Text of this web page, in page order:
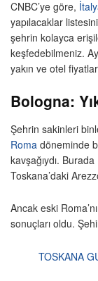
CNBC’ye göre,
yapılacaklar
şehrin kolayca
keşfedebilmeniz.
yakın ve otel
Bologna:
Şehrin sakinleri
Roma döneminde
kavşağıydı.
Toskana’daki
Ancak eski
sonuçları oldu.
TOSKANA